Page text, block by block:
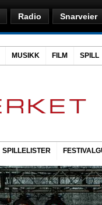
Radio Snarveier
MUSIKK FILM SPILL
SPILLELISTER